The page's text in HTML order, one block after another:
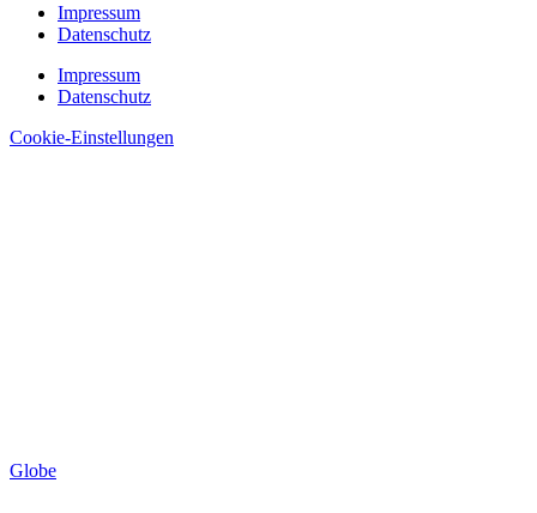
Impressum
Datenschutz
Impressum
Datenschutz
Cookie-Einstellungen
Globe